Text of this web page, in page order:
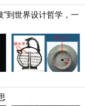
”到世界设计哲学，一